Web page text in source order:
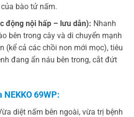
bào tử nấm.
động nội hấp – lưu dẫn): Nhanh
bên trong cây và di chuyển mạnh
(kể cả các chồi non mới mọc), tiêu
đang ẩn náu bên trong, cắt đứt
69WP:
diệt nấm bên ngoài, vừa trị bệnh